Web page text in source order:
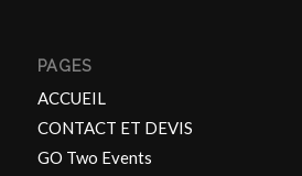
PAGES
ACCUEIL
CONTACT ET DEVIS
GO Two Events